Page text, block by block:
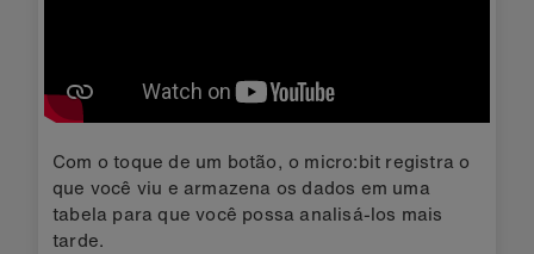
Com o toque de um botão, o micro:bit registra o
que você viu e armazena os dados em uma
tabela para que você possa analisá-los mais
tarde.